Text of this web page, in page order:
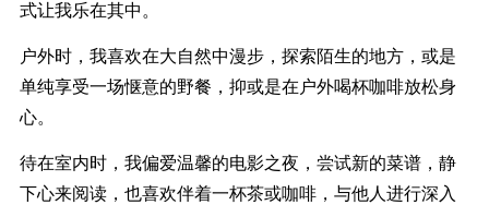
式让我乐在其中。
户外时，我喜欢在大自然中漫步，探索陌生的地方，或是
单纯享受一场惬意的野餐，抑或是在户外喝杯咖啡放松身
心。
待在室内时，我偏爱温馨的电影之夜，尝试新的菜谱，静
下心来阅读，也喜欢伴着一杯茶或咖啡，与他人进行深入